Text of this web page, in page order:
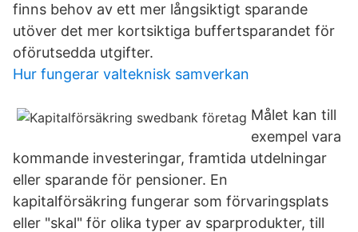
finns behov av ett mer långsiktigt sparande
utöver det mer kortsiktiga buffertsparandet för
oförutsedda utgifter.
Hur fungerar valteknisk samverkan
Målet kan till
exempel vara
kommande investeringar, framtida utdelningar
eller sparande för pensioner. En
kapitalförsäkring fungerar som förvaringsplats
eller "skal" för olika typer av sparprodukter, till